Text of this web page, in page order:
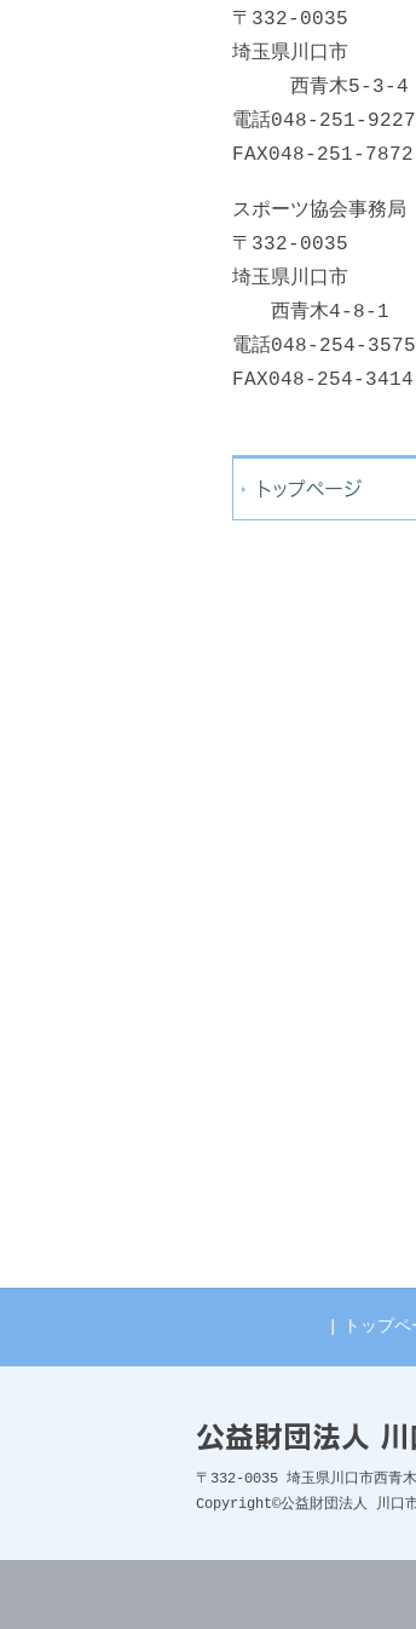
〒332-0035
埼玉県川口市
西青木5-3-4
電話048-251-9227
FAX048-251-7872
スポーツ協会事務局
〒332-0035
埼玉県川口市
西青木4-8-1
電話048-254-3575
FAX048-254-3414
トップページ
トップ
公益財団法人
〒332-0035 埼玉県川口市西
Copyright©公益財団法人 川口